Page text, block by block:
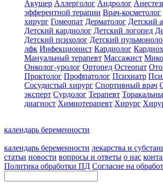
Акушер Аллерголог Андролог
эфферентной терапии Врач-косметолог
хирург Гомеопат Дерматолог Детский
Детский кардиолог Детский логопед
Детский психолог Детский
лфк Инфекционист Кардиолог
Мануальный терапевт Массажист
Онколог-уролог Ортопед Остеопат
Проктолог Профпатолог Психиатр
Сосудистый хирург Спортивный врач
эксперт Сурдолог Терапевт
диагност Химиотерапевт Хирург
календарь беременности
календарь беременности лекарства и
статьи новости вопросы и ответы о нас
Политика обработки ПД Согласие на